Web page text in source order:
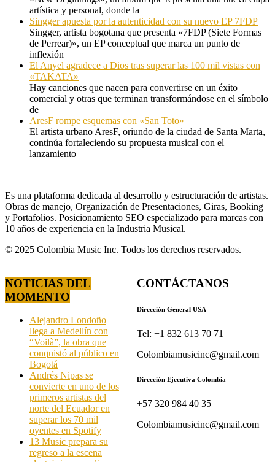
artística y personal, donde la
Singger apuesta por la autenticidad con su nuevo EP 7FDP
Singger, artista bogotana que presenta «7FDP (Siete Formas
de Perrear)», un EP conceptual que marca un punto de
inflexión
El Anyel agradece a Dios tras superar las 100 mil vistas con
«TAKATA»
Hay canciones que nacen para convertirse en un éxito
comercial y otras que terminan transformándose en el símbolo
de
AresF rompe esquemas con «San Toto»
El artista urbano AresF, oriundo de la ciudad de Santa Marta,
continúa fortaleciendo su propuesta musical con el
lanzamiento
Es una plataforma dedicada al desarrollo y estructuración de artistas.
Obras de manejo, Organización de Presentaciones, Giras, Booking
y Portafolios. Posicionamiento SEO especializado para marcas con
10 años de experiencia en la Industria Musical.
© 2025 Colombia Music Inc. Todos los derechos reservados.
NOTICIAS DEL
MOMENTO
Alejandro Londoño
llega a Medellín con
“Voilà”, la obra que
conquistó al público en
Bogotá
Andrés Nipas se
convierte en uno de los
primeros artistas del
norte del Ecuador en
superar los 70 mil
oyentes en Spotify
13 Music prepara su
regreso a la escena
CONTÁCTANOS
Dirección General USA
Tel: +1 832 613 70 71
Colombiamusicinc@gmail.com
Dirección Ejecutiva Colombia
+57 320 984 40 35
Colombiamusicinc@gmail.com